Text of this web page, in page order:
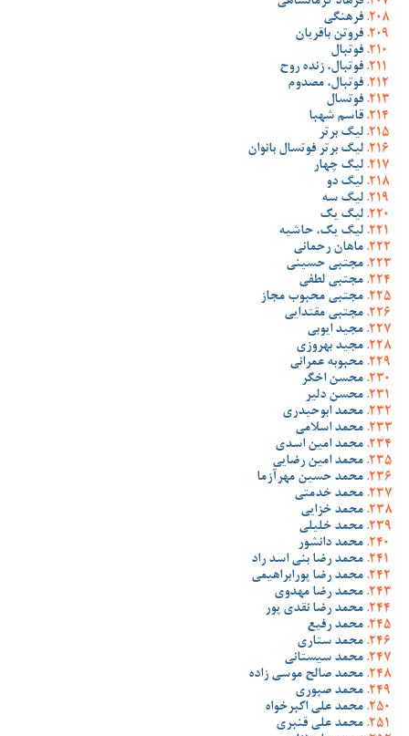
فرهنگی
فروتن باقریان
فوتبال
فوتبال، زنده روح
فوتبال، مصدوم
فوتسال
قاسم شهبا
لیگ برتر
لیگ برتر فوتسال بانوان
لیگ چهار
لیگ دو
لیگ سه
لیگ یک
لیگ یک، حاشیه
ماهان رحمانی
مجتبی حسینی
مجتبی لطفی
مجتبی محبوب مجاز
مجتبی مقتدایی
مجید ایوبی
مجید بهروزی
محبوبه عمرانی
محسن اخگر
محسن دلیر
محمد ابوحیدری
محمد اسلامی
محمد امین اسدی
محمد امین رضایی
محمد حسین مهرآزما
محمد خدمتی
محمد خزایی
محمد خلیلی
محمد دانشور
محمد رضا بنی اسد راد
محمد رضا پورابراهیمی
محمد رضا مهدوی
محمد رضا نقدی پور
محمد رفیع
محمد ستاری
محمد سیستانی
محمد صالح موسی زاده
محمد صبوری
محمد علی اکبرخواه
محمد علی قنبری